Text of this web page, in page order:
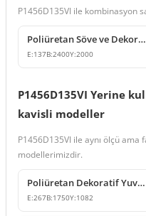
P1456D135VI ile kombinasyon
Poliüretan Söve ve Dekoratif Cephe Profili Modelleri
E:137B:2400Y:2000
P1456D135VI Yerine
kavisli modeller
P1456D135VI ile aynı ölçü
modellerimizdir.
Poliüretan Dekoratif Yuvarlak Kavis Kemer Modelleri
E:267B:1750Y:1082